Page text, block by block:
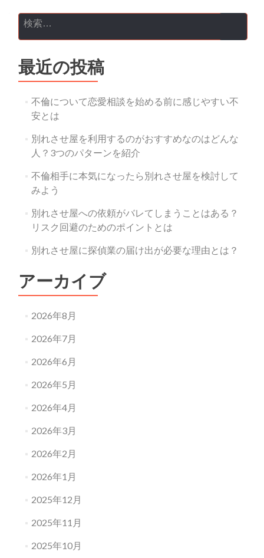
投稿ナビゲーション
検索:
最近の投稿
不倫について恋愛相談を始める前に感じやすい不
安とは
別れさせ屋を利用するのがおすすめなのはどんな
人？3つのパターンを紹介
不倫相手に本気になったら別れさせ屋を検討して
みよう
別れさせ屋への依頼がバレてしまうことはある？
リスク回避のためのポイントとは
別れさせ屋に探偵業の届け出が必要な理由とは？
アーカイブ
2026年8月
2026年7月
2026年6月
2026年5月
2026年4月
2026年3月
2026年2月
2026年1月
2025年12月
2025年11月
2025年10月